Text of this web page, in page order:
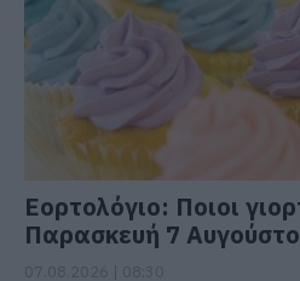
Εορτολόγιο: Ποιοι
Παρασκευή 7